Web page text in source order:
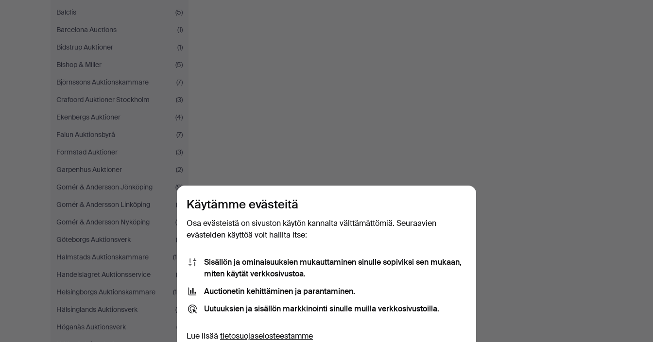
Balclis
(5)
Barcelona Auctions
(1)
Bidstrup Auktioner
(1)
Bishop & Miller
(5)
Björnssons Auktionskammare
(7)
Crafoord Auktioner Stockholm
(3)
Ekenbergs Auktioner
(4)
Falun Auktionsbyrå
(7)
Formstad Auktioner
(3)
Garpenhus Auktioner
(2)
Gomér & Andersson Jönköping
(9)
Gomér & Andersson Linköping
(3)
Gomér & Andersson Nyköping
(6)
Göteborgs Auktionsverk
(2)
Halmstads Auktionskammare
(10)
Handelslagret Auktionsservice
(3)
Helsingborgs Auktionskammare
(10)
Hälsinglands Auktionsverk
(4)
Höganäs Auktionsverk
(7)
Käytämme evästeitä
Osa evästeistä on sivuston käytön kannalta välttämättömiä. Seuraavien
evästeiden käyttöä voit hallita itse:
Sisällön ja ominaisuuksien mukauttaminen sinulle sopiviksi sen mukaan,
miten käytät verkkosivustoa.
Auctionetin kehittäminen ja parantaminen.
Uutuuksien ja sisällön markkinointi sinulle muilla verkkosivustoilla.
Lue lisää tietosuojaselosteestamme